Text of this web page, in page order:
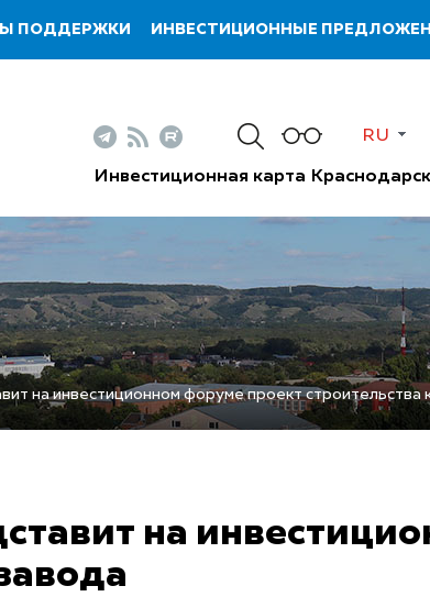
ПОДДЕРЖКИ ИНВЕСТИЦИОННЫЕ
RU
Инвестиционная карта
на инвестиционном форуме проект строительства
на